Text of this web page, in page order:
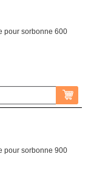
pour sorbonne 600
pour sorbonne 900